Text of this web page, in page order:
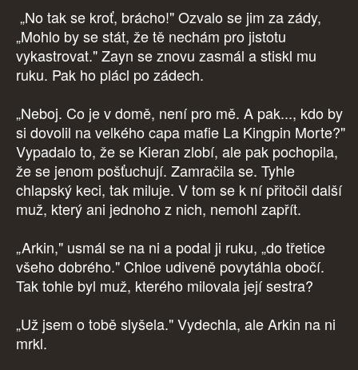
„No tak se kroť, brácho!" Ozvalo se jim za zády,
„Mohlo by se stát, že tě nechám pro jistotu
vykastrovat." Zayn se znovu zasmál a stiskl mu
ruku. Pak ho plácl po zádech.
„Neboj. Co je v domě, není pro mě. A pak..., kdo by
si dovolil na velkého capa mafie La Kingpin Morte?"
Vypadalo to, že se Kieran zlobí, ale pak pochopila,
že se jenom pošťuchují. Zamračila se. Tyhle
chlapský keci, tak miluje. V tom se k ní přitočil další
muž, který ani jednoho z nich, nemohl zapřít.
„Arkin," usmál se na ni a podal ji ruku, „do třetice
všeho dobrého." Chloe udiveně povytáhla obočí.
Tak tohle byl muž, kterého milovala její sestra?
„Už jsem o tobě slyšela." Vydechla, ale Arkin na ni
mrkl.